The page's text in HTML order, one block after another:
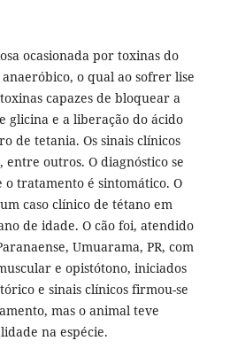
ocasionada por toxinas do
o qual ao sofrer lise
capazes de bloquear a
e a liberação do ácido
de tetania. Os sinais clínicos
outros. O diagnóstico se
tratamento é sintomático. O
caso clínico de tétano em
de idade. O cão foi, atendido
Umuarama, PR, com
e opistótono, iniciados
e sinais clínicos firmou-se
mas o animal teve
na espécie.